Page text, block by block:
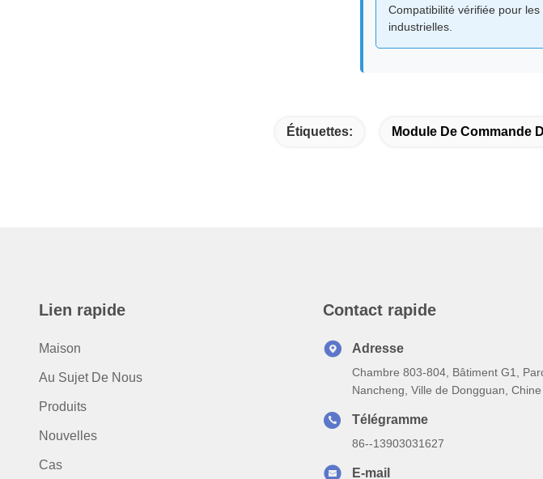
Compatibilité vérifiée pour
industrielles.
Étiquettes: Module De Commande
Lien rapide
Maison
Au Sujet De Nous
Produits
Nouvelles
Cas
Contact rapide
Adresse
Chambre 803-804, Bâtiment G1,
Nancheng, Ville de Dongguan,
Télégramme
86--13903031627
E-mail